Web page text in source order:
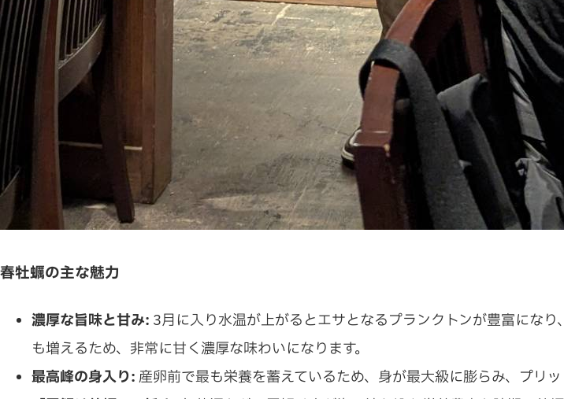
春牡蠣の主な魅力
濃厚な旨味と甘み: 3月に入り水温が上がるとエサとなるプランクトンが豊富にな
も増えるため、非常に甘く濃厚な味わいになります。
最高峰の身入り:産卵前で最も栄養を蓄えているため、身が最大級に膨らみ、プリ